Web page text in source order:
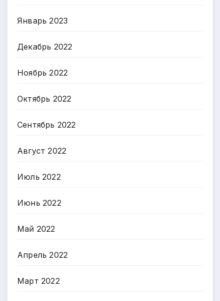
Январь 2023
Декабрь 2022
Ноябрь 2022
Октябрь 2022
Сентябрь 2022
Август 2022
Июль 2022
Июнь 2022
Май 2022
Апрель 2022
Март 2022